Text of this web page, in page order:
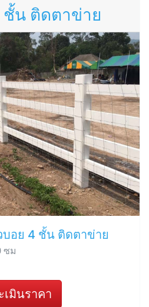
ชั้น ติดตาข่าย
บอย 4 ชั้น ติดตาข่าย
ซม
มินราคา